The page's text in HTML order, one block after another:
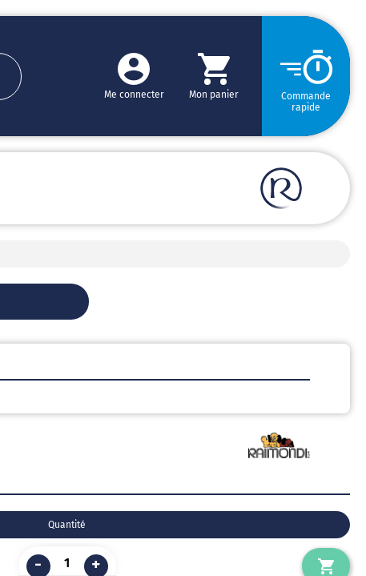
Commande
rapide
Me connecter Mon panier
Quantité
- +